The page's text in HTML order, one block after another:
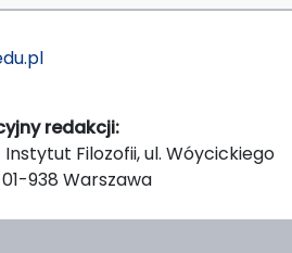
redakcji:
Instytut Filozofii, ul. Wóycickiego
01-938 Warszawa